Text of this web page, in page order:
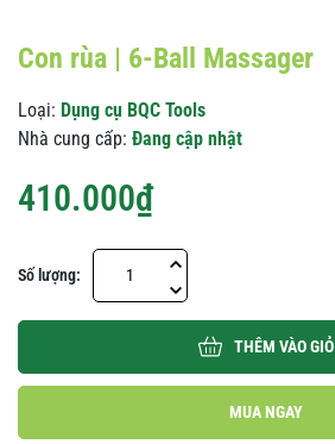
Con rùa | 6-Ball Massager
Loại: Dụng cụ BQC Tools
Nhà cung cấp: Đang cập nhật
410.000₫
Số lượng:
THÊM VÀO GIỎ
MUA NGAY